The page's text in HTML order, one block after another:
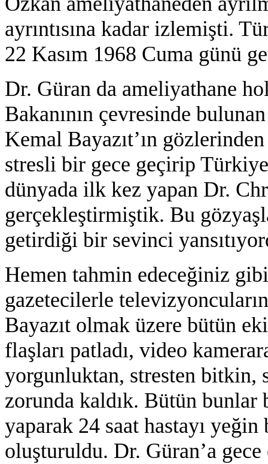
ayrıntısına kadar izlemişti.
22 Kasım 1968 Cuma günü
Dr. Güran da ameliyathane
Bakanının çevresinde
Kemal Bayazıt’ın
stresli bir gece geçirip
dünyada ilk kez yapan Dr.
gerçekleştirmiştik. Bu
getirdiği bir sevinci
Hemen tahmin edeceğiniz
gazetecilerle
Bayazıt olmak üzere bütün
flaşları patladı, video
yorgunluktan, stresten bitkin,
zorunda kaldık. Bütün bunlar
yaparak 24 saat hastayı
oluşturuldu. Dr. Güran’a